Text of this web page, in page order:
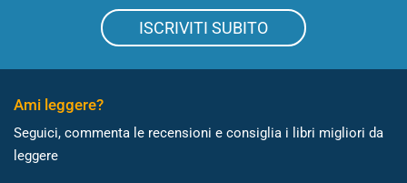
ISCRIVITI SUBITO
Ami leggere?
Seguici, commenta le recensioni e consiglia i libri migliori da
leggere